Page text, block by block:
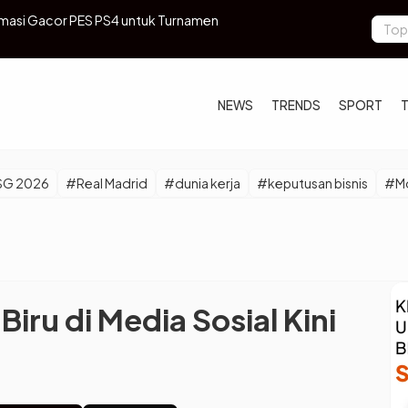
Gacor PES PS4 untuk Turnamen 7 Mobil
NEWS TRENDS SPORT
2026 #Real Madrid #dunia kerja #keputusan bisnis
di Media Sosial Kini